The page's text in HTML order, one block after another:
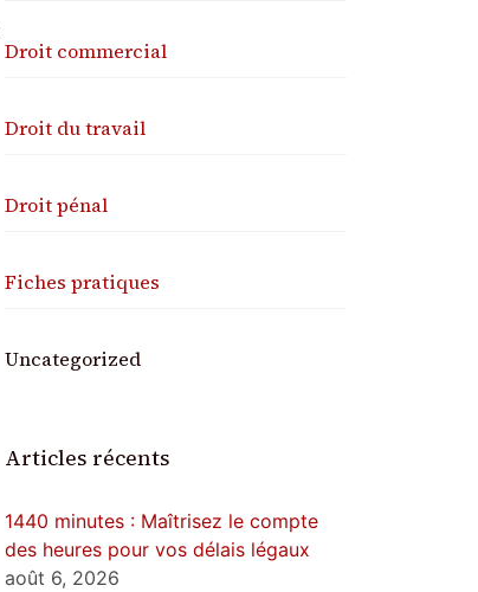
Droit commercial
Droit du travail
Droit pénal
Fiches pratiques
Uncategorized
Articles récents
1440 minutes : Maîtrisez le compte
des heures pour vos délais légaux
août 6, 2026